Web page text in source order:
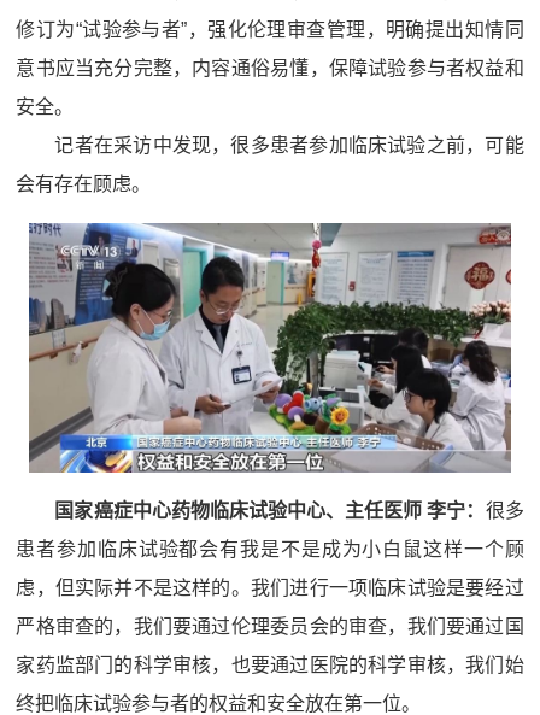
修订为“试验参与者”，强化伦理审查管理，明确提出知情同
意书应当充分完整，内容通俗易懂，保障试验参与者权益和
安全。
记者在采访中发现，很多患者参加临床试验之前，可能
会有存在顾虑。
国家癌症中心药物临床试验中心、主任医师 李宁： 很多
患者参加临床试验都会有我是不是成为小白鼠这样一个顾
虑，但实际并不是这样的。我们进行一项临床试验是要经过
严格审查的，我们要通过伦理委员会的审查，我们要通过国
家药监部门的科学审核，也要通过医院的科学审核，我们始
终把临床试验参与者的权益和安全放在第一位。